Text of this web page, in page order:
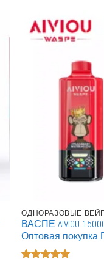
ОДНОРАЗОВЫЕ
ВАСПЕ AIVIOU
Оптовая
Одноразовые